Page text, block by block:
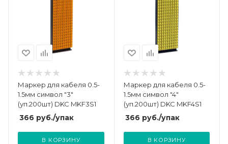
Маркер для кабеля 0.5-
1.5мм символ "3"
(уп.200шт) DKC MKF3S1
366 руб./упак
В КОРЗИНУ
Маркер для кабеля 0.5-
1.5мм символ "4"
(уп.200шт) DKC MKF4S1
366 руб./упак
В КОРЗИНУ